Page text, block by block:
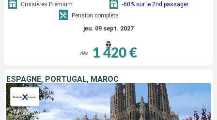
Croisières Premium
-60% sur le 2nd passager
Pension complète
jeu. 09 sept. 2027
dès 1 420 €
ESPAGNE, PORTUGAL, MAROC